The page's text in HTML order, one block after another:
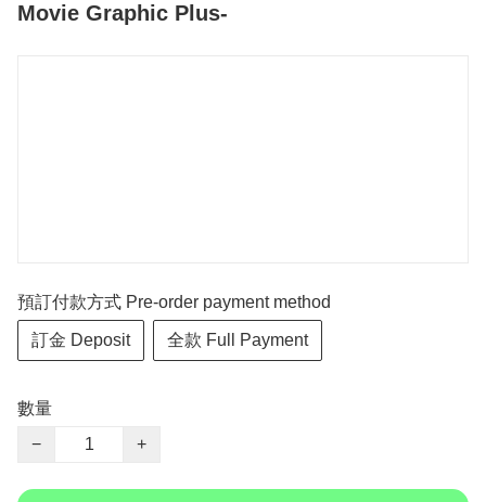
Movie Graphic Plus-
預訂付款方式 Pre-order payment method
訂金 Deposit 全款 Full Payment
數量
−
+